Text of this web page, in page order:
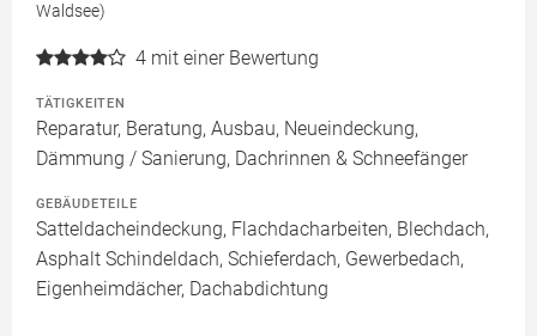
Waldsee)
4 mit einer Bewertung
TÄTIGKEITEN
Reparatur, Beratung, Ausbau, Neueindeckung,
Dämmung / Sanierung, Dachrinnen & Schneefänger
GEBÄUDETEILE
Satteldacheindeckung, Flachdacharbeiten, Blechdach,
Asphalt Schindeldach, Schieferdach, Gewerbedach,
Eigenheimdächer, Dachabdichtung